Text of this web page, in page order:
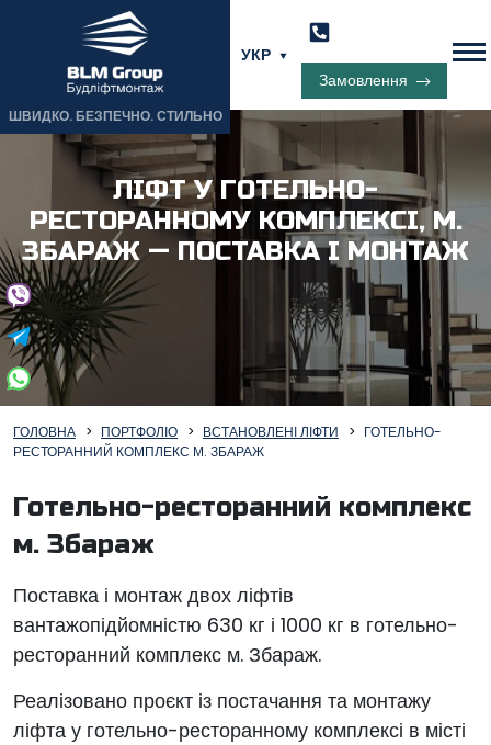
ШВИДКО. БЕЗПЕЧНО. СТИЛЬНО
УКР
Замовлення
ЛІФТ У ГОТЕЛЬНО-
РЕСТОРАННОМУ КОМПЛЕКСІ, М.
ЗБАРАЖ — ПОСТАВКА І МОНТАЖ
ГОЛОВНА ПОРТФОЛІО ВСТАНОВЛЕНІ ЛІФТИ
ГОТЕЛЬНО-
РЕСТОРАННИЙ КОМПЛЕКС М. ЗБАРАЖ
Готельно-ресторанний комплекс
м. Збараж
Поставка і монтаж двох ліфтів
вантажопідйомністю 630 кг і 1000 кг в готельно-
ресторанний комплекс м. Збараж.
Реалізовано проєкт із постачання та монтажу
ліфта у готельно-ресторанному комплексі в місті